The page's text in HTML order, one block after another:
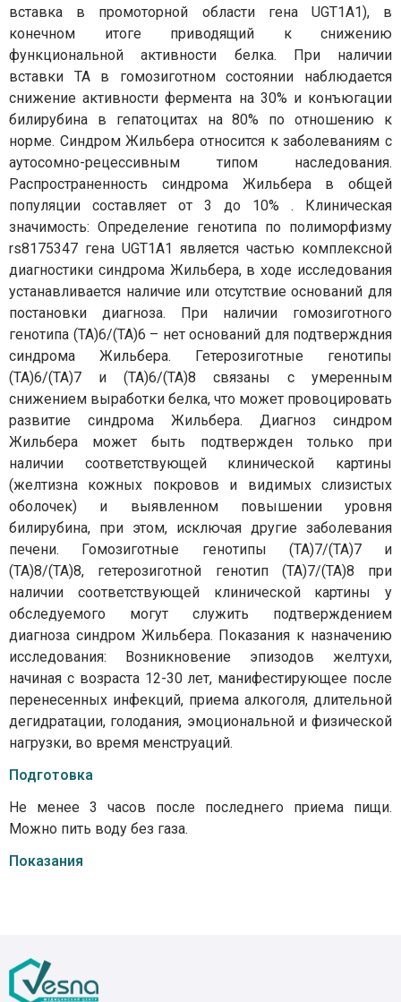
вставка в промоторной области гена UGT1A1), в
конечном итоге приводящий к снижению
функциональной активности белка. При наличии
вставки TA в гомозиготном состоянии наблюдается
снижение активности фермента на 30% и конъюгации
билирубина в гепатоцитах на 80% по отношению к
норме. Синдром Жильбера относится к заболеваниям с
аутосомно-рецессивным типом наследования.
Распространенность синдрома Жильбера в общей
популяции составляет от 3 до 10% . Клиническая
значимость: Определение генотипа по полиморфизму
rs8175347 гена UGT1A1 является частью комплексной
диагностики синдрома Жильбера, в ходе исследования
устанавливается наличие или отсутствие оснований для
постановки диагноза. При наличии гомозиготного
генотипа (ТА)6/(ТА)6 – нет оснований для подтверждния
синдрома Жильбера. Гетерозиготные генотипы
(ТА)6/(ТА)7 и (ТА)6/(ТА)8 связаны с умеренным
снижением выработки белка, что может провоцировать
развитие синдрома Жильбера. Диагноз синдром
Жильбера может быть подтвержден только при
наличии соответствующей клинической картины
(желтизна кожных покровов и видимых слизистых
оболочек) и выявленном повышении уровня
билирубина, при этом, исключая другие заболевания
печени. Гомозиготные генотипы (ТА)7/(ТА)7 и
(ТА)8/(ТА)8, гетерозиготной генотип (ТА)7/(ТА)8 при
наличии соответствующей клинической картины у
обследуемого могут служить подтверждением
диагноза синдром Жильбера. Показания к назначению
исследования: Возникновение эпизодов желтухи,
начиная с возраста 12-30 лет, манифестирующее после
перенесенных инфекций, приема алкоголя, длительной
дегидратации, голодания, эмоциональной и физической
нагрузки, во время менструаций.
Подготовка
Не менее 3 часов после последнего приема пищи.
Можно пить воду без газа.
Показания